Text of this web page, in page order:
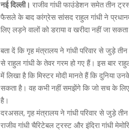
नई दिल्ली। राजीव गांधी फाउंडेशन समेत तीन
फैसले के बाद कांग्रेस सांसद राहुल गांधी ने
लिए लड़ने वालों को डराया व खरीदा नहीं जा
बता दें कि गृह मंत्रालय ने गांधी परिवार से जुड़े
से राहुल गांधी के तेवर गरम हो गए हैं। इस बार
में लिखा है कि मिस्टर मोदी मानते हैं कि दुनिया
सकता है। वह कभी नहीं समझेंगे कि जो सच के लिए
है।
दरअसल, गृह मंत्रालय ने गांधी परिवार से जुड़े
राजीव गांधी चैरिटेबल ट्रस्ट और इंदिरा गांधी